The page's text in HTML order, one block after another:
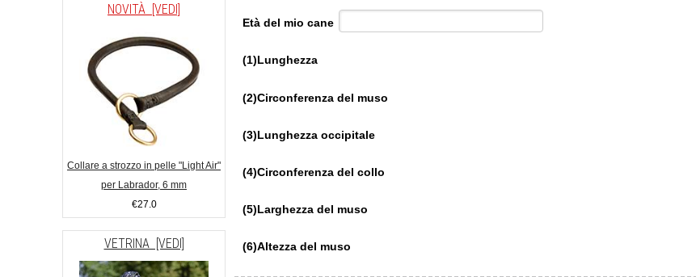
NOVITÀ [VEDI]
Collare a strozzo in pelle "Light Air"
per Labrador, 6 mm
€27.0
VETRINA [VEDI]
Età del mio cane
(1)Lunghezza
(2)Circonferenza del muso
(3)Lunghezza occipitale
(4)Circonferenza del collo
(5)Larghezza del muso
(6)Altezza del muso